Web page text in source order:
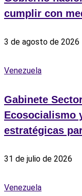
cumplir con
3 de agosto de 2026
Venezuela
Gabinete
Ecosocialismo
estratégicas
31 de julio de 2026
Venezuela